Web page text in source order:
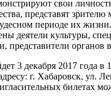
свои
представят
периоде их
деятели культуры,
представители органов
3 декабря 2017 года в
г. Хабаровск, ул.
билетах